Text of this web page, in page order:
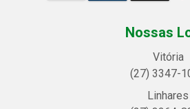
Nossas
Vitória
(27) 3347-
Linhares